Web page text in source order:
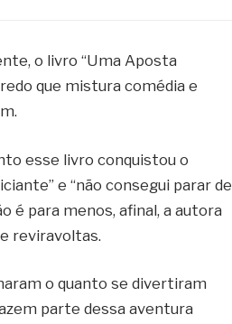
o livro “Uma Aposta
que mistura comédia e
esse livro conquistou o
e “não consegui parar de
é para menos, afinal, a autora
reviravoltas.
o quanto se divertiram
parte dessa aventura